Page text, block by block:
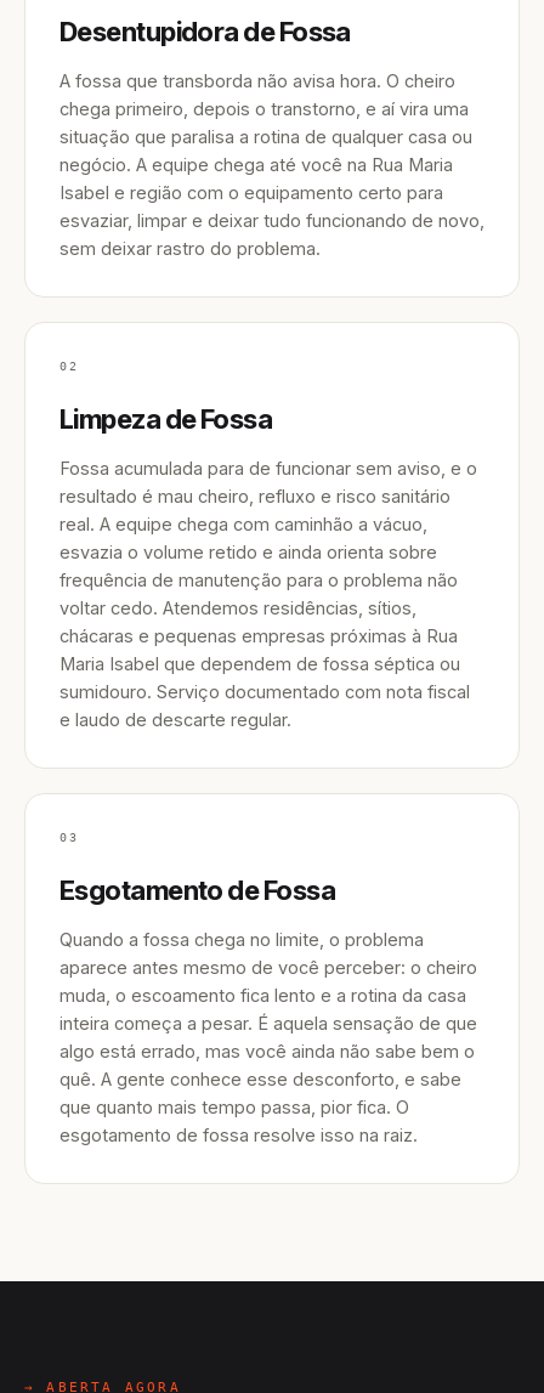
Desentupidora de Fossa
A fossa que transborda não avisa hora. O cheiro
chega primeiro, depois o transtorno, e aí vira uma
situação que paralisa a rotina de qualquer casa ou
negócio. A equipe chega até você na Rua Maria
Isabel e região com o equipamento certo para
esvaziar, limpar e deixar tudo funcionando de novo,
sem deixar rastro do problema.
02
Limpeza de Fossa
Fossa acumulada para de funcionar sem aviso, e o
resultado é mau cheiro, refluxo e risco sanitário
real. A equipe chega com caminhão a vácuo,
esvazia o volume retido e ainda orienta sobre
frequência de manutenção para o problema não
voltar cedo. Atendemos residências, sítios,
chácaras e pequenas empresas próximas à Rua
Maria Isabel que dependem de fossa séptica ou
sumidouro. Serviço documentado com nota fiscal
e laudo de descarte regular.
03
Esgotamento de Fossa
Quando a fossa chega no limite, o problema
aparece antes mesmo de você perceber: o cheiro
muda, o escoamento fica lento e a rotina da casa
inteira começa a pesar. É aquela sensação de que
algo está errado, mas você ainda não sabe bem o
quê. A gente conhece esse desconforto, e sabe
que quanto mais tempo passa, pior fica. O
esgotamento de fossa resolve isso na raiz.
→ ABERTA AGORA